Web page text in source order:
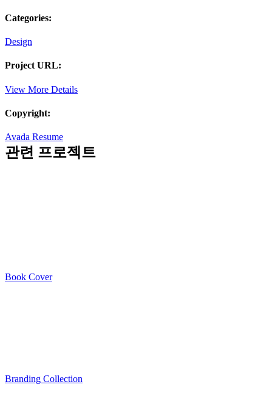
Categories:
Design
Project URL:
View More Details
Copyright:
Avada Resume
관련 프로젝트
Book Cover
Branding Collection